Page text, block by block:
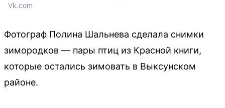
Vk.com
Фотограф Полина Шальнева сделала снимки
зимородков — пары птиц из Красной книги,
которые остались зимовать в Выксунском
районе.